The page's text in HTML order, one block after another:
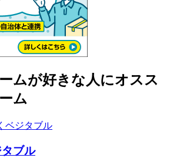
ムが好きな人にオスス
ム
ブル